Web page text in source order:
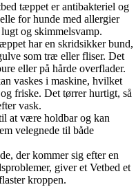
tæppet er antibakteriel og
for hunde med allergier
og skimmelsvamp.
har en skridsikker bund,
som træ eller fliser. Det
eller på hårde overflader.
vaskes i maskine, hvilket
friske. Det tørrer hurtigt, så
vask.
at være holdbar og kan
velegnede til både
der kommer sig efter en
giver et Vetbed et
kroppen.